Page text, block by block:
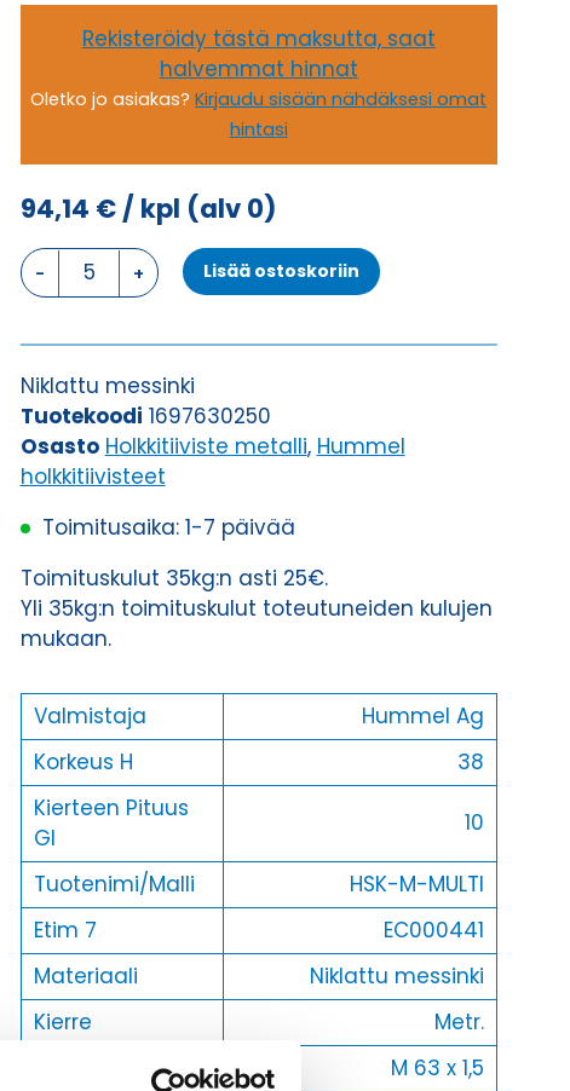
Rekisteröidy tästä maksutta, saat
halvemmat hinnat
Oletko jo asiakas?Kirjaudu sisään nähdäksesi omat
hintasi
94,14 €/ kpl (alv 0)
HSK-
M-
M
63
x
1,5
HOLKKITIIVISTE
Lisää ostoskoriin
Niklattu messinki
Tuotekoodi 1697630250
Osasto Holkkitiiviste metalli, Hummel
holkkitiivisteet
Toimitusaika: 1-7 päivää
Toimituskulut 35kg:n asti 25€.
Yli 35kg:n toimituskulut toteutuneiden kulujen
mukaan.
Valmistaja
Hummel Ag
Korkeus H
38
Kierteen Pituus
Gl
10
Tuotenimi/Malli
HSK-M-MULTI
Etim 7
EC000441
Materiaali
Niklattu messinki
Kierre
Metr.
Ulkokierre Ag
M 63 x 1,5